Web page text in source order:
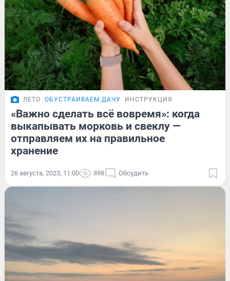
ЛЕТО ОБУСТРАИВАЕМ ДАЧУ ИНСТРУКЦИЯ
«Важно сделать всё вовремя»: когда
выкапывать морковь и свеклу —
отправляем их на правильное
хранение
26 августа, 2023, 11:00 898 Обсудить